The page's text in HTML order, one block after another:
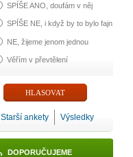
SPÍŠE ANO, doufám v něj
SPÍŠE NE, i když by to bylo fajn
NE, žijeme jenom jednou
Věřím v převtělení
Starší ankety Výsledky
DOPORUČUJEME